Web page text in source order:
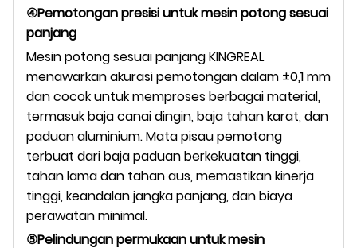
④Pemotongan presisi untuk mesin potong sesuai
panjang
Mesin potong sesuai panjang KINGREAL
menawarkan akurasi pemotongan dalam ±0,1 mm
dan cocok untuk memproses berbagai material,
termasuk baja canai dingin, baja tahan karat, dan
paduan aluminium. Mata pisau pemotong
terbuat dari baja paduan berkekuatan tinggi,
tahan lama dan tahan aus, memastikan kinerja
tinggi, keandalan jangka panjang, dan biaya
perawatan minimal.
⑤Pelindungan permukaan untuk mesin